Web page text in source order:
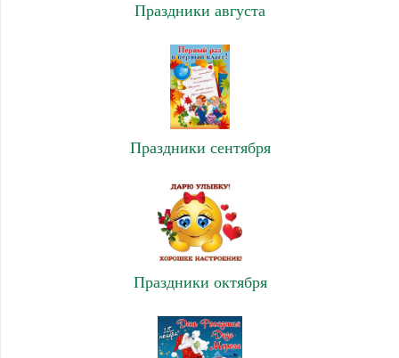
Праздники августа
Праздники сентября
Праздники октября